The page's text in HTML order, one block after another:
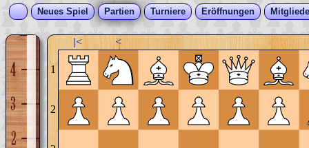
Neues Spiel Partien Turniere Eröffnungen
|< <
1
2